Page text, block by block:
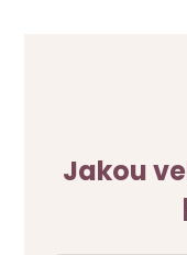
Jakou